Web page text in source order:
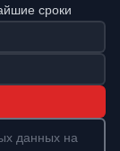
сроки
данных на